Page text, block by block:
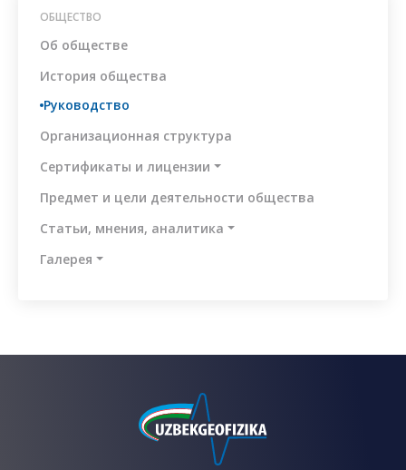
ОБЩЕСТВО
Об обществе
История общества
Руководство
Организационная структура
Сертификаты и лицензии
Предмет и цели деятельности общества
Статьи, мнения, аналитика
Галерея